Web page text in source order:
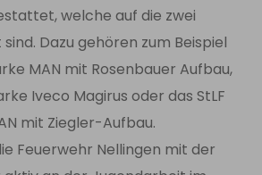
welche auf die zwei
Dazu gehören zum Beispiel
MAN mit Rosenbauer Aufbau,
Iveco Magirus oder das StLF
mit Ziegler-Aufbau.
Feuerwehr Nellingen mit der